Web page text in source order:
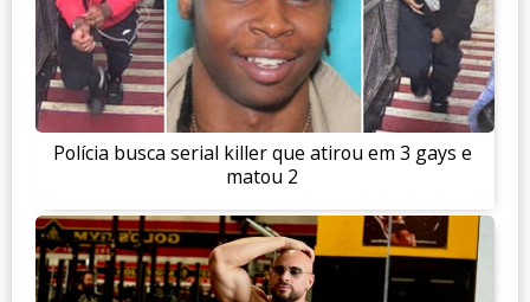
Polícia busca serial killer que atirou em 3 gays e
matou 2